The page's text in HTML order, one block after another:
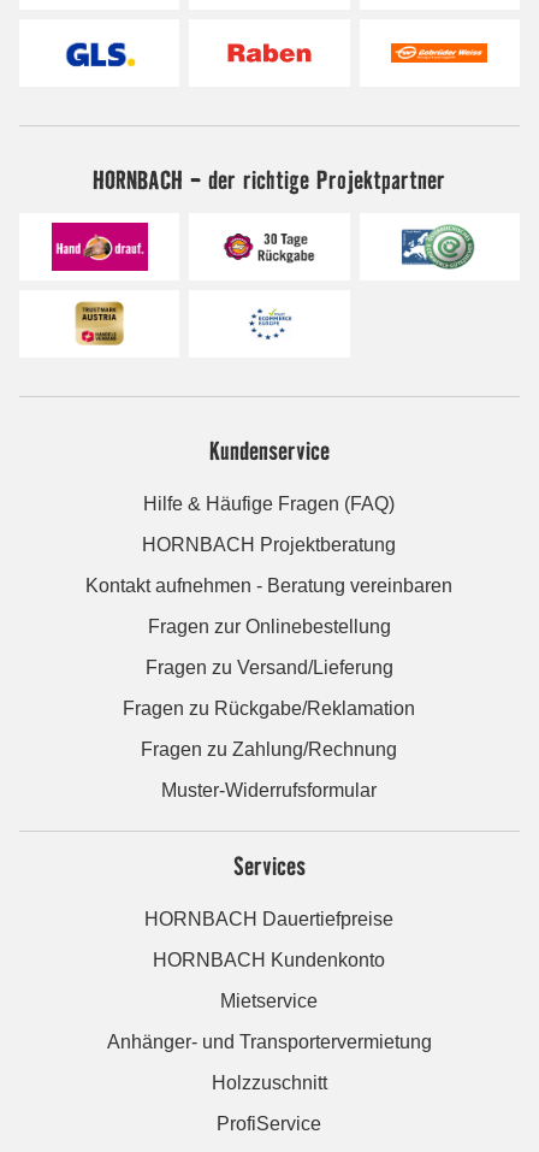
HORNBACH - der richtige Projektpartner
Kundenservice
Hilfe & Häufige Fragen (FAQ)
HORNBACH Projektberatung
Kontakt aufnehmen - Beratung vereinbaren
Fragen zur Onlinebestellung
Fragen zu Versand/Lieferung
Fragen zu Rückgabe/Reklamation
Fragen zu Zahlung/Rechnung
Muster-Widerrufsformular
Services
HORNBACH Dauertiefpreise
HORNBACH Kundenkonto
Mietservice
Anhänger- und Transportervermietung
Holzzuschnitt
ProfiService